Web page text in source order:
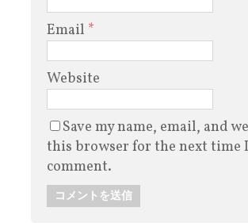
Email *
Website
Save my name, email, and
this browser for the next time I
comment.